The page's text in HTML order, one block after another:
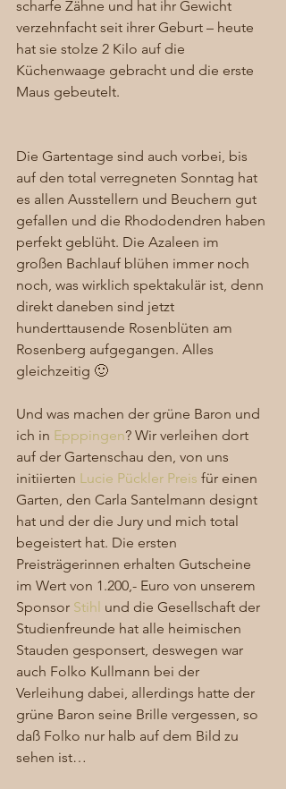
scharfe Zähne und hat ihr Gewicht
verzehnfacht seit ihrer Geburt – heute
hat sie stolze 2 Kilo auf die
Küchenwaage gebracht und die erste
Maus gebeutelt.
Die Gartentage sind auch vorbei, bis
auf den total verregneten Sonntag hat
es allen Ausstellern und Beuchern gut
gefallen und die Rhododendren haben
perfekt geblüht. Die Azaleen im
großen Bachlauf blühen immer noch
noch, was wirklich spektakulär ist, denn
direkt daneben sind jetzt
hunderttausende Rosenblüten am
Rosenberg aufgegangen. Alles
gleichzeitig 🙂
Und was machen der grüne Baron und
ich in Epppingen? Wir verleihen dort
auf der Gartenschau den, von uns
initiierten Lucie Pückler Preis für einen
Garten, den Carla Santelmann designt
hat und der die Jury und mich total
begeistert hat. Die ersten
Preisträgerinnen erhalten Gutscheine
im Wert von 1.200,- Euro von unserem
Sponsor Stihl und die Gesellschaft der
Studienfreunde hat alle heimischen
Stauden gesponsert, deswegen war
auch Folko Kullmann bei der
Verleihung dabei, allerdings hatte der
grüne Baron seine Brille vergessen, so
daß Folko nur halb auf dem Bild zu
sehen ist…